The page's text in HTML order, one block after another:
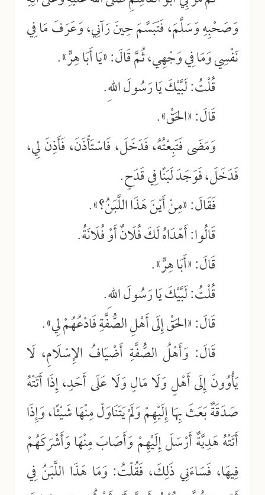
وَصَحْبِهِ وَسَلَّمَ، فَتَبَسَّمَ حِينَ رَآنِي، وَعَرَفَ مَا فِي
نَفْسِي وَمَا فِي وَجْهِي، ثُمَّ قَالَ: «يَا أَبَا هِرٍّ».
قُلْتُ: لَبَّيْكَ يَا رَسُولَ اللهِ.
قَالَ: «الحَقْ».
وَمَضَى فَتَبِعْتُهُ، فَدَخَلَ، فَاسْتَأْذَنَ، فَأَذِنَ لِي،
فَدَخَلَ، فَوَجَدَ لَبَنًا فِي قَدَحٍ.
فَقَالَ: «مِنْ أَيْنَ هَذَا اللَّبَنُ؟».
قَالُوا: أَهْدَاهُ لَكَ فُلَانٌ أَوْ فُلَانَةُ.
قَالَ: «أَبَا هِرٍّ».
قُلْتُ: لَبَّيْكَ يَا رَسُولَ اللهِ.
قَالَ: «الحَقْ إِلَى أَهْلِ الصُّفَّةِ فَادْعُهُمْ لِي».
قَالَ: وَأَهْلُ الصُّفَّةِ أَضْيَافُ الإِسْلَامِ، لَا
يَأْوُونَ إِلَى أَهْلٍ وَلَا مَالٍ وَلَا عَلَى أَحَدٍ، إِذَا أَتَتْهُ
صَدَقَةٌ بَعَثَ بِهَا إِلَيْهِمْ وَلَمْ يَتَنَاوَلْ مِنْهَا شَيْئًا، وَإِذَا
أَتَتْهُ هَدِيَّةٌ أَرْسَلَ إِلَيْهِمْ وَأَصَابَ مِنْهَا وَأَشْرَكَهُمْ
فِيهَا، فَسَاءَنِي ذَلِكَ، فَقُلْتُ: وَمَا هَذَا اللَّبَنُ فِي